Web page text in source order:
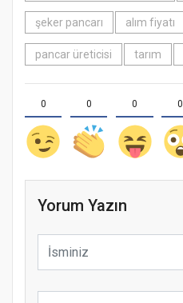
şeker pancarı alım fiyatı
pancar üreticisi tarım
0 0 0 0
Yorum Yazın